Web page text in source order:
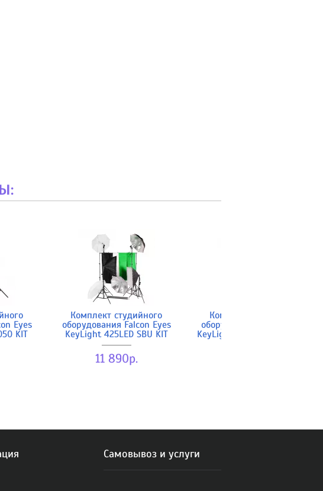
Eyes
KIT
Комплект студийного
оборудования Falcon Eyes
KeyLight 425LED SBU KIT
11 890р.
Комплект студийного
оборудования Falcon Eyes
KeyLight 825LED SB5070 KIT
Самовывоз и услуги